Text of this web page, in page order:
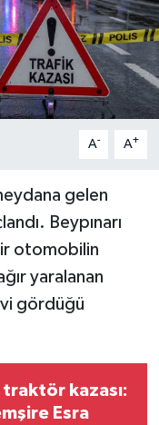
A- A+
gelen
Beypınarı
otomobilin
yaralanan
gördüğü
traktör kazası:
Esra